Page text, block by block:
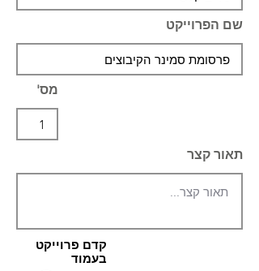
שם הפרוייקט
מס'
תאור קצר
קדם פרוייקט
בעמוד